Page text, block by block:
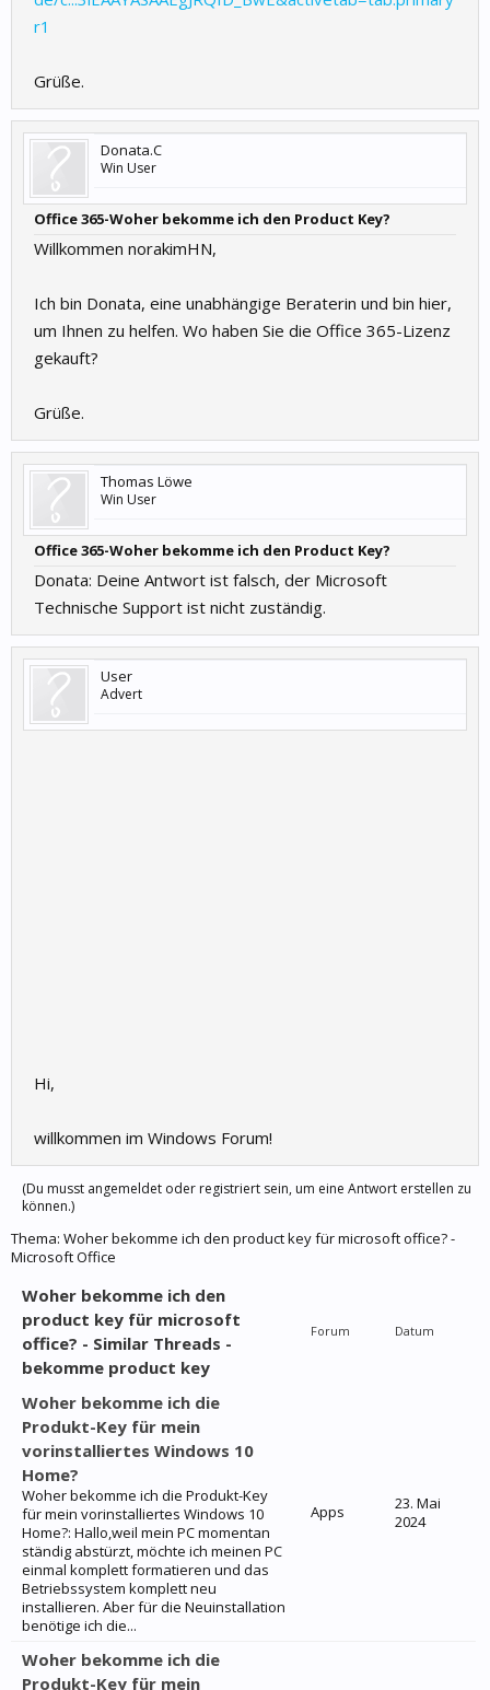
r1
Grüße.
Donata.C
Win User
Office 365-Woher bekomme ich den Product Key?
Willkommen norakimHN,
Ich bin Donata, eine unabhängige Beraterin und bin hier,
um Ihnen zu helfen. Wo haben Sie die Office 365-Lizenz
gekauft?
Grüße.
Thomas Löwe
Win User
Office 365-Woher bekomme ich den Product Key?
Donata: Deine Antwort ist falsch, der Microsoft
Technische Support ist nicht zuständig.
User
Advert
Hi,
willkommen im Windows Forum!
(Du musst angemeldet oder registriert sein, um eine Antwort erstellen zu
können.)
Thema: Woher bekomme ich den product key für microsoft office? -
Microsoft Office
Woher bekomme ich den
product key für microsoft
office? - Similar Threads -
bekomme product key
Forum Datum
Woher bekomme ich die
Produkt-Key für mein
vorinstalliertes Windows 10
Home?
Woher bekomme ich die Produkt-Key
für mein vorinstalliertes Windows 10
Home?: Hallo,weil mein PC momentan
ständig abstürzt, möchte ich meinen PC
einmal komplett formatieren und das
Betriebssystem komplett neu
installieren. Aber für die Neuinstallation
benötige ich die...
Apps
23. Mai
2024
Woher bekomme ich die
Produkt-Key für mein